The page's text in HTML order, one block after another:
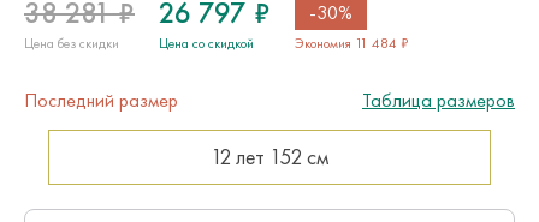
38 281 ₽
Цена без скидки
26 797 ₽
Цена со скидкой
-30%
Экономия 11 484 ₽
Последний размер Таблица размеров
12 лет 152 см